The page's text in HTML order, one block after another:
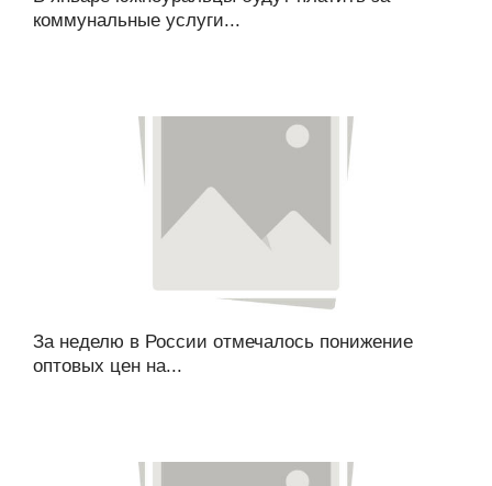
коммунальные услуги...
За неделю в России отмечалось понижение
оптовых цен на...